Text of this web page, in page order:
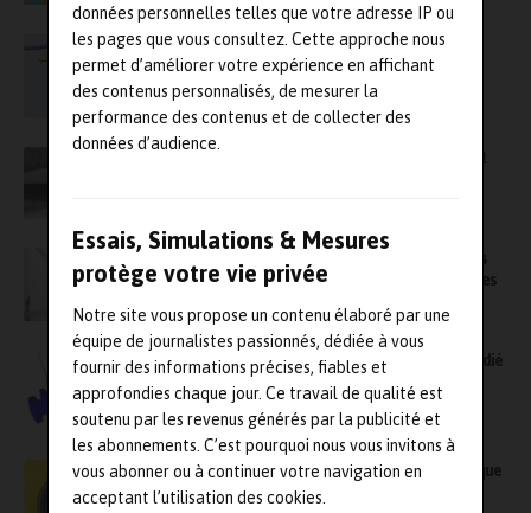
données personnelles telles que votre adresse IP ou
les pages que vous consultez. Cette approche nous
permet d’améliorer votre expérience en affichant
des contenus personnalisés, de mesurer la
performance des contenus et de collecter des
données d’audience.
Essais, Simulations & Mesures
protège votre vie privée
Notre site vous propose un contenu élaboré par une
équipe de journalistes passionnés, dédiée à vous
fournir des informations précises, fiables et
approfondies chaque jour. Ce travail de qualité est
soutenu par les revenus générés par la publicité et
les abonnements. C’est pourquoi nous vous invitons à
vous abonner ou à continuer votre navigation en
acceptant l’utilisation des cookies.
Un logiciel de simulation pour améliorer la
gestion thermique des batteries
Un jeu de données thermiques enrichi gratuit
ASTE – CSTB : Un webinaire sur les méthodes
d’appréhension du confort thermique dans les
Transvalor lance un logiciel de simulation dédié
au traitement thermique des alliages
métalliques
Lancement d’un nouveau débitmètre massique
thermique